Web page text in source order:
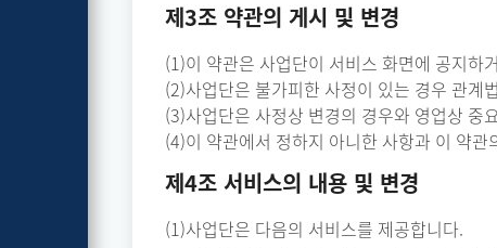
제3조 약관의 게시 및 변경
(1)이 약관은 사업단이 서비스 화면에 공지하
(2)사업단은 불가피한 사정이 있는 경우 관계
(3)사업단은 사정상 변경의 경우와 영업상 중
(4)이 약관에서 정하지 아니한 사항과 이 약
제4조 서비스의 내용 및 변경
(1)사업단은 다음의 서비스를 제공합니다.